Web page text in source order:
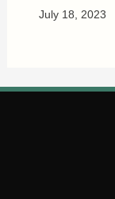
July 18, 2023